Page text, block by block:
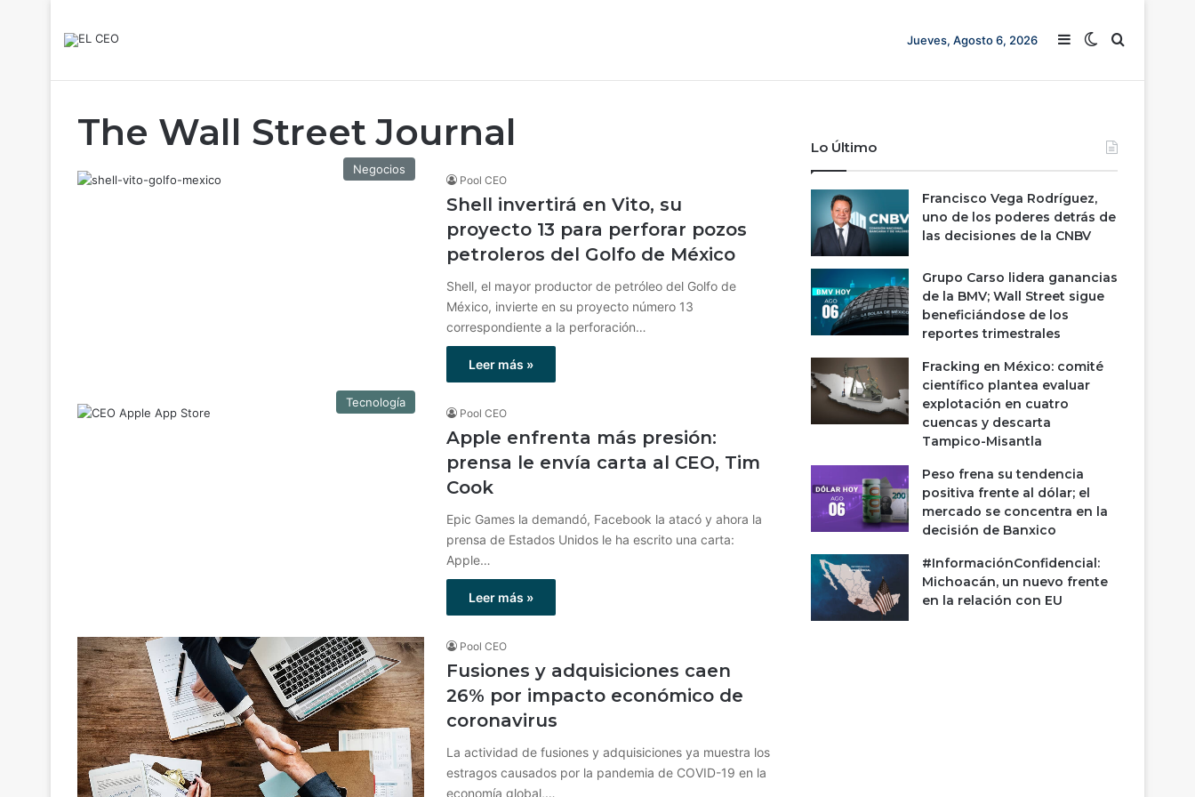
Jueves, Agosto 6, 2026 Barra lateral
Switch skin
Buscar
The Wall Street Journal
Negocios
Pool CEO
Shell invertirá en Vito, su
proyecto 13 para perforar pozos
petroleros del Golfo de México
Shell, el mayor productor de petróleo del Golfo de
México, invierte en su proyecto número 13
correspondiente a la perforación…
Leer más »
Tecnología
Pool CEO
Apple enfrenta más presión:
prensa le envía carta al CEO, Tim
Cook
Epic Games la demandó, Facebook la atacó y ahora la
prensa de Estados Unidos le ha escrito una carta:
Apple…
Leer más »
Pool CEO
Fusiones y adquisiciones caen
26% por impacto económico de
coronavirus
La actividad de fusiones y adquisiciones ya muestra los
estragos causados por la pandemia de COVID-19 en la
economía global,…
Lo Último
Francisco Vega Rodríguez,
uno de los poderes detrás de
las decisiones de la CNBV
Grupo Carso lidera ganancias
de la BMV; Wall Street sigue
beneficiándose de los
reportes trimestrales
Fracking en México: comité
científico plantea evaluar
explotación en cuatro
cuencas y descarta
Tampico-Misantla
Peso frena su tendencia
positiva frente al dólar; el
mercado se concentra en la
decisión de Banxico
#InformaciónConfidencial:
Michoacán, un nuevo frente
en la relación con EU